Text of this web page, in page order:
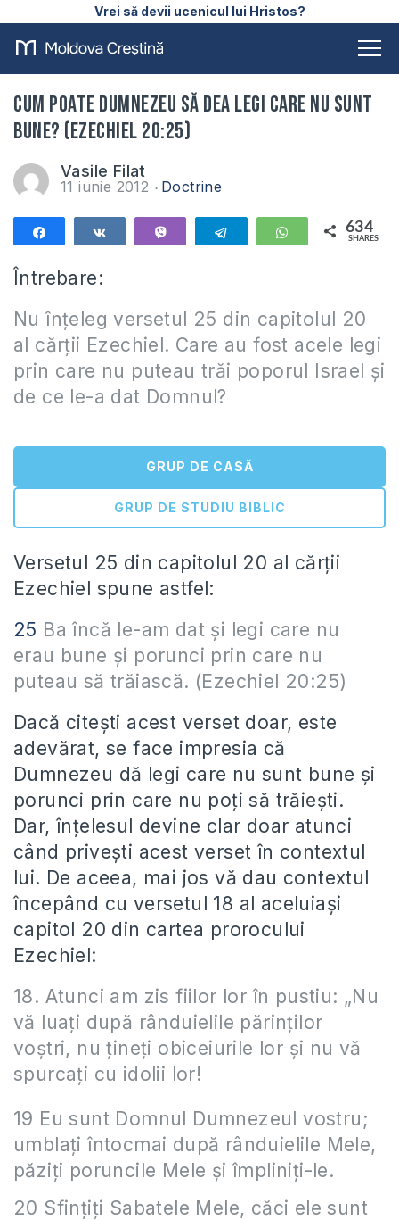
Vrei să devii ucenicul lui Hristos?
Cum poate Dumnezeu să dea legi care nu sunt
bune? (Ezechiel 20:25)
Vasile Filat
11 iunie 2012 Doctrine
Telegram WhatsApp
634
SHARES
Întrebare:
Nu înțeleg versetul 25 din capitolul 20
al cărții Ezechiel. Care au fost acele legi
prin care nu puteau trăi poporul Israel și
de ce le-a dat Domnul?
GRUP DE CASĂ
GRUP DE STUDIU BIBLIC
Versetul 25 din capitolul 20 al cărții
Ezechiel spune astfel:
25 Ba încă le-am dat şi legi care nu
erau bune şi porunci prin care nu
puteau să trăiască. (Ezechiel 20:25)
Dacă citești acest verset doar, este
adevărat, se face impresia că
Dumnezeu dă legi care nu sunt bune și
porunci prin care nu poți să trăiești.
Dar, înțelesul devine clar doar atunci
când privești acest verset în contextul
lui. De aceea, mai jos vă dau contextul
începând cu versetul 18 al aceluiași
capitol 20 din cartea prorocului
Ezechiel:
18. Atunci am zis fiilor lor în pustiu: „Nu
vă luaţi după rânduielile părinţilor
voştri, nu ţineţi obiceiurile lor şi nu vă
spurcaţi cu idolii lor!
19 Eu sunt Domnul Dumnezeul vostru;
umblaţi întocmai după rânduielile Mele,
păziţi poruncile Mele şi împliniţi-le.
20 Sfinţiţi Sabatele Mele, căci ele sunt